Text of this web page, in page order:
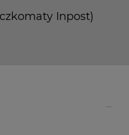
Inpost)